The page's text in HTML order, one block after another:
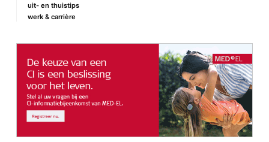
uit- en thuistips
werk & carrière